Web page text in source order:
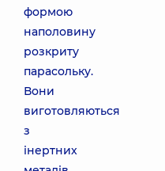
формою
наполовину
розкриту
парасольку.
Вони
виготовляються
з
інертних